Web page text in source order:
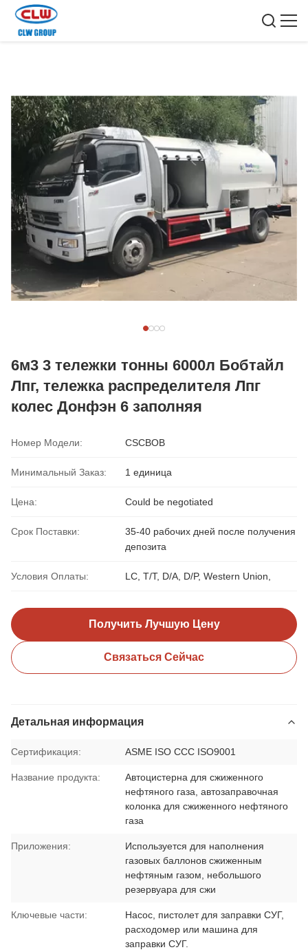
6м3 3 тележки тонны 6000л Бобтайл
Лпг, тележка распределителя Лпг
колес Донфэн 6 заполняя
Номер Модели: CSCBOB
Минимальный Заказ: 1 единица
Цена: Could be negotiated
Срок Поставки:
35-40 рабочих дней после получения
депозита
Условия Оплаты: LC, T/T, D/A, D/P, Western Union,
Получить Лучшую Цену
Связаться Сейчас
Детальная информация
Сертификация: ASME ISO CCC ISO9001
Название продукта:
Автоцистерна для сжиженного
нефтяного газа, автозаправочная
колонка для сжиженного нефтяного
газа
Приложения:
Используется для наполнения
газовых баллонов сжиженным
нефтяным газом, небольшого
резервуара для сжи
Ключевые части:
Насос, пистолет для заправки СУГ,
расходомер или машина для
заправки СУГ.